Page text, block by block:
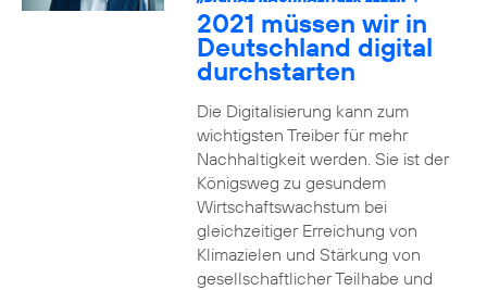
2021 müssen wir in
Deutschland digital
durchstarten
Die Digitalisierung kann zum
wichtigsten Treiber für mehr
Nachhaltigkeit werden. Sie ist der
Königsweg zu gesundem
Wirtschaftswachstum bei
gleichzeitiger Erreichung von
Klimazielen und Stärkung von
gesellschaftlicher Teilhabe und